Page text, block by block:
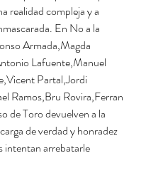
realidad compleja y a
En No a la
Armada,Magda
Lafuente,Manuel
Partal,Jordi
Ramos,Bru Rovira,Ferran
de Toro devuelven a la
de verdad y honradez
intentan arrebatarle.